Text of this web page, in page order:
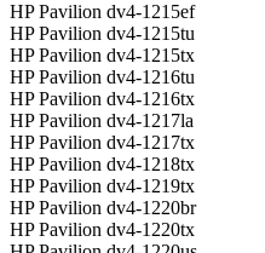
HP Pavilion dv4-1215ef
HP Pavilion dv4-1215tu
HP Pavilion dv4-1215tx
HP Pavilion dv4-1216tu
HP Pavilion dv4-1216tx
HP Pavilion dv4-1217la
HP Pavilion dv4-1217tx
HP Pavilion dv4-1218tx
HP Pavilion dv4-1219tx
HP Pavilion dv4-1220br
HP Pavilion dv4-1220tx